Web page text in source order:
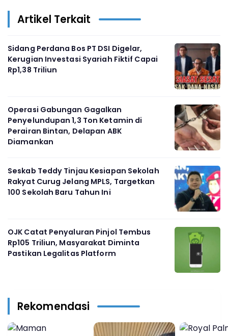
Artikel Terkait
Sidang Perdana Bos PT DSI Digelar,
Kerugian Investasi Syariah Fiktif Capai
Rp1,38 Triliun
Operasi Gabungan Gagalkan
Penyelundupan 1,3 Ton Ketamin di
Perairan Bintan, Delapan ABK
Diamankan
Seskab Teddy Tinjau Kesiapan Sekolah
Rakyat Curug Jelang MPLS, Targetkan
100 Sekolah Baru Tahun Ini
OJK Catat Penyaluran Pinjol Tembus
Rp105 Triliun, Masyarakat Diminta
Pastikan Legalitas Platform
Rekomendasi